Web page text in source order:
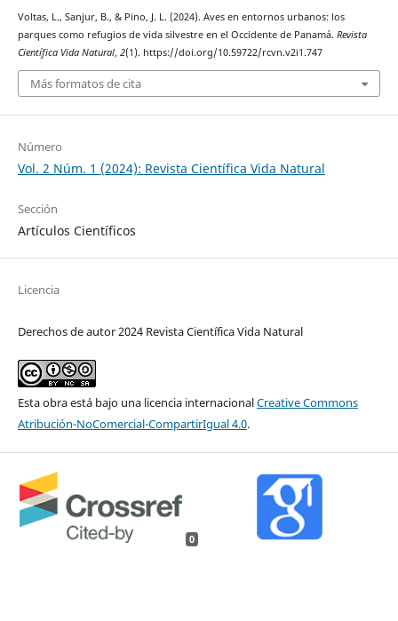
Voltas, L., Sanjur, B., & Pino, J. L. (2024). Aves en entornos urbanos: los
parques como refugios de vida silvestre en el Occidente de Panamá. Revista
Científica Vida Natural, 2(1). https://doi.org/10.59722/rcvn.v2i1.747
Más formatos de cita
Número
Vol. 2 Núm. 1 (2024): Revista Científica Vida Natural
Sección
Artículos Científicos
Licencia
Derechos de autor 2024 Revista Científica Vida Natural
Esta obra está bajo una licencia internacionalCreative Commons
Atribución-NoComercial-CompartirIgual 4.0.
0